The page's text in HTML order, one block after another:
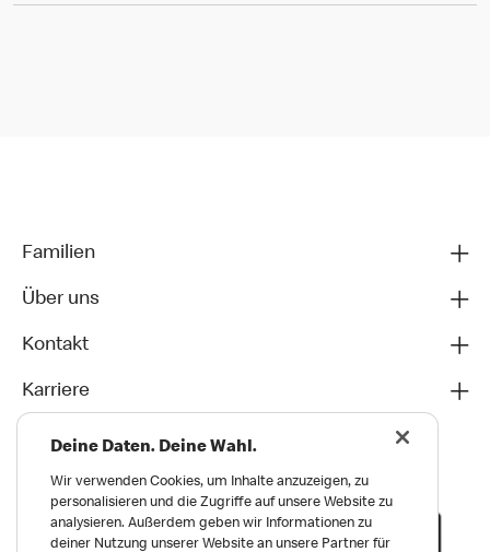
Familien
Über uns
Kontakt
Karriere
Deine Daten. Deine Wahl.
Wir verwenden Cookies, um Inhalte anzuzeigen, zu
personalisieren und die Zugriffe auf unsere Website zu
analysieren. Außerdem geben wir Informationen zu
deiner Nutzung unserer Website an unsere Partner für